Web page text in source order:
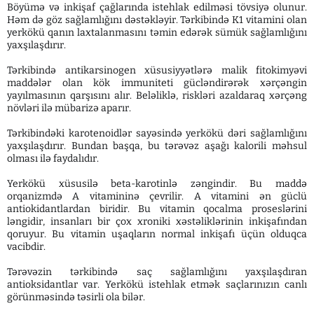
Böyümə və inkişaf çağlarında istehlak edilməsi tövsiyə olunur.
Həm də göz sağlamlığını dəstəkləyir. Tərkibində K1 vitamini olan
yerkökü qanın laxtalanmasını təmin edərək sümük sağlamlığını
yaxşılaşdırır.
Tərkibində antikarsinogen xüsusiyyətlərə malik fitokimyəvi
maddələr olan kök immuniteti gücləndirərək xərçəngin
yayılmasının qarşısını alır. Beləliklə, riskləri azaldaraq xərçəng
növləri ilə mübarizə aparır.
Tərkibindəki karotenoidlər sayəsində yerkökü dəri sağlamlığını
yaxşılaşdırır. Bundan başqa, bu tərəvəz aşağı kalorili məhsul
olması ilə faydalıdır.
Yerkökü xüsusilə beta-karotinlə zəngindir. Bu maddə
orqanizmdə A vitamininə çevrilir. A vitamini ən güclü
antiokidantlardan biridir. Bu vitamin qocalma proseslərini
ləngidir, insanları bir çox xroniki xəstəliklərinin inkişafından
qoruyur. Bu vitamin uşaqların normal inkişafı üçün olduqca
vacibdir.
Tərəvəzin tərkibində saç sağlamlığını yaxşılaşdıran
antioksidantlar var. Yerkökü istehlak etmək saçlarınızın canlı
görünməsində təsirli ola bilər.